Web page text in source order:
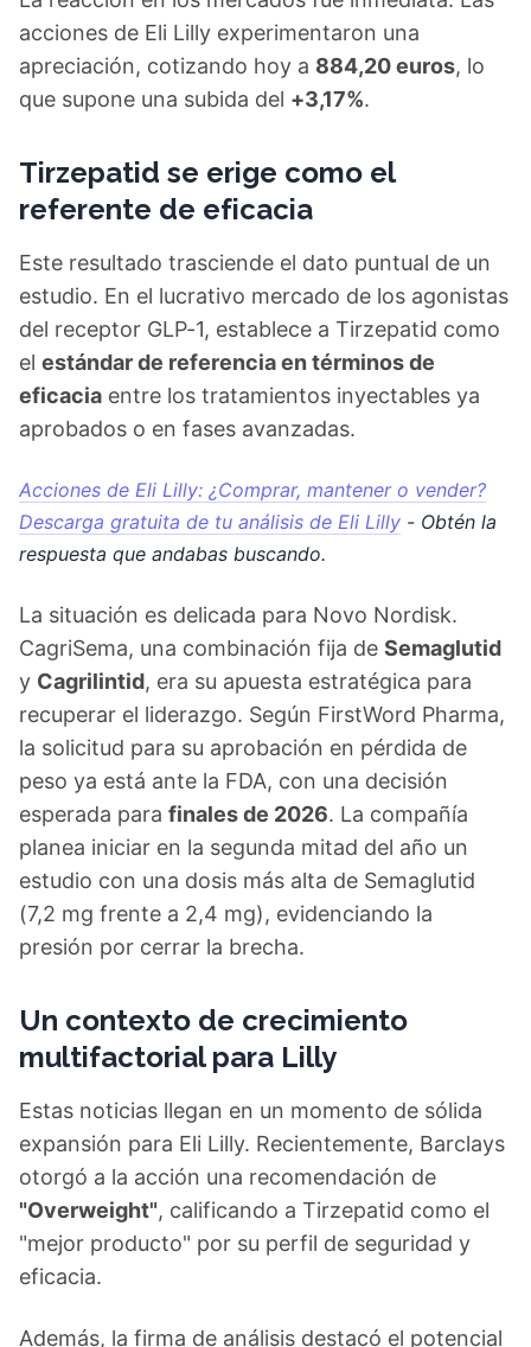
acciones de Eli Lilly experimentaron una
apreciación, cotizando hoy a 884,20 euros, lo
que supone una subida del +3,17%.
Tirzepatid se erige como el
referente de eficacia
Este resultado trasciende el dato puntual de un
estudio. En el lucrativo mercado de los agonistas
del receptor GLP-1, establece a Tirzepatid como
el estándar de referencia en términos de
eficacia entre los tratamientos inyectables ya
aprobados o en fases avanzadas.
Acciones de Eli Lilly: ¿Comprar, mantener o vender?
Descarga gratuita de tu análisis de Eli Lilly - Obtén la
respuesta que andabas buscando.
La situación es delicada para Novo Nordisk.
CagriSema, una combinación fija de Semaglutid
y Cagrilintid, era su apuesta estratégica para
recuperar el liderazgo. Según FirstWord Pharma,
la solicitud para su aprobación en pérdida de
peso ya está ante la FDA, con una decisión
esperada para finales de 2026. La compañía
planea iniciar en la segunda mitad del año un
estudio con una dosis más alta de Semaglutid
(7,2 mg frente a 2,4 mg), evidenciando la
presión por cerrar la brecha.
Un contexto de crecimiento
multifactorial para Lilly
Estas noticias llegan en un momento de sólida
expansión para Eli Lilly. Recientemente, Barclays
otorgó a la acción una recomendación de
"Overweight", calificando a Tirzepatid como el
"mejor producto" por su perfil de seguridad y
eficacia.
Además, la firma de análisis destacó el potencial